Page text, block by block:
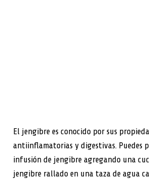
El jengibre es conocido por sus
antiinflamatorias y digestivas. Puedes
infusión de jengibre agregando una
jengibre rallado en una taza de agua